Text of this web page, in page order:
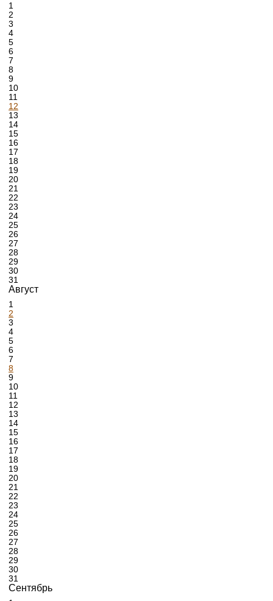
1
2
3
4
5
6
7
8
9
10
11
12
13
14
15
16
17
18
19
20
21
22
23
24
25
26
27
28
29
30
31
Август
1
2
3
4
5
6
7
8
9
10
11
12
13
14
15
16
17
18
19
20
21
22
23
24
25
26
27
28
29
30
31
Сентябрь